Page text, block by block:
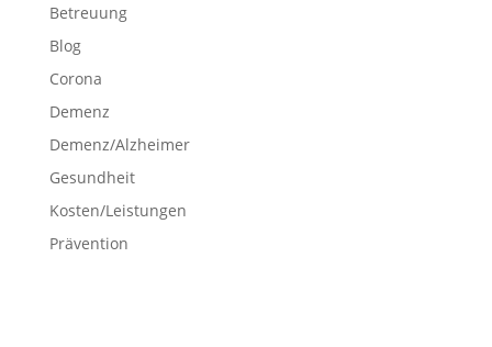
Betreuung
Blog
Corona
Demenz
Demenz/Alzheimer
Gesundheit
Kosten/Leistungen
Prävention